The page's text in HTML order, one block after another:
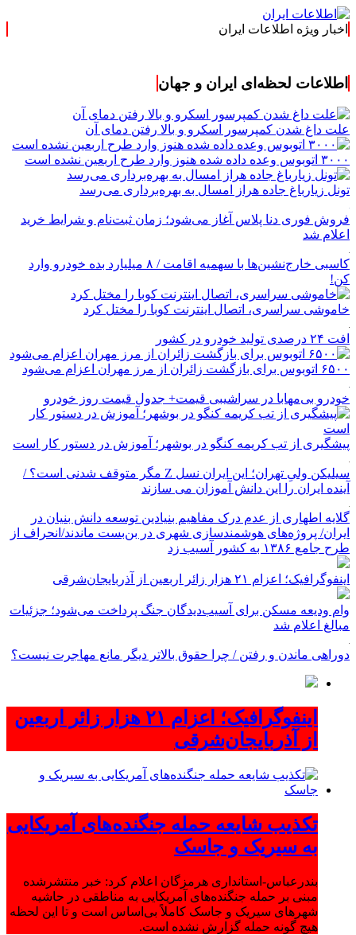
اخبار ویژه اطلاعات ایران
اطلاعات لحظه‌ای ایران و جهان
علت داغ شدن کمپرسور اسکرو و بالا رفتن دمای آن
۳۰۰۰ اتوبوس وعده داده شده هنوز وارد طرح اربعین نشده است
تونل زیارباغ جاده هراز امسال به بهره‌برداری می‌رسد
فروش فوری دنا پلاس آغاز می‌شود؛ زمان ثبت‌نام و شرایط خرید
اعلام شد
کاسبی خارج‌نشین‌ها با سهمیه اقامت / ۸ میلیارد بده خودرو وارد
کن!
خاموشی سراسری، اتصال اینترنت کوبا را مختل کرد
افت ۲۴ درصدی تولید خودرو در کشور
۶۵۰۰ اتوبوس برای بازگشت زائران از مرز مهران اعزام می‌شود
خودرو بی‌مهابا در سراشیبی قیمت+ جدول قیمت روز خودرو
پیشگیری از تب کریمه کنگو در بوشهر؛ آموزش در دستور کار است
سیلیکن ولیِ تهران؛ این ایران نسل Z مگر متوقف شدنی است؟ /
آینده ایران را این دانش آموزان می سازند
گلایه اطهاری از عدم درک مفاهیم بنیادین توسعه دانش بنیان در
ایران/ پروژه‌های هوشمندسازی شهری در بن‌بست ماندند/انحراف از
طرح جامع ۱۳۸۶ به کشور آسیب زد
اینفوگرافیک؛ اعزام ۲۱ هزار زائر اربعین از آذربایجان‌شرقی
وام ودیعه مسکن برای آسیب‌دیدگان جنگ پرداخت می‌شود؛ جزئیات
مبالغ اعلام شد
دوراهی ماندن و رفتن / چرا حقوق بالاتر دیگر مانع مهاجرت نیست؟
اینفوگرافیک؛ اعزام ۲۱ هزار زائر اربعین
از آذربایجان‌شرقی
تکذیب شایعه حمله جنگنده‌های آمریکایی
به سیریک و جاسک
بندرعباس-استانداری هرمزگان اعلام کرد: خبر منتشرشده
مبنی بر حمله جنگنده‌های آمریکایی به مناطقی در حاشیه
شهرهای سیریک و جاسک کاملاً بی‌اساس است و تا این لحظه
هیچ گونه حمله گزارش نشده است.